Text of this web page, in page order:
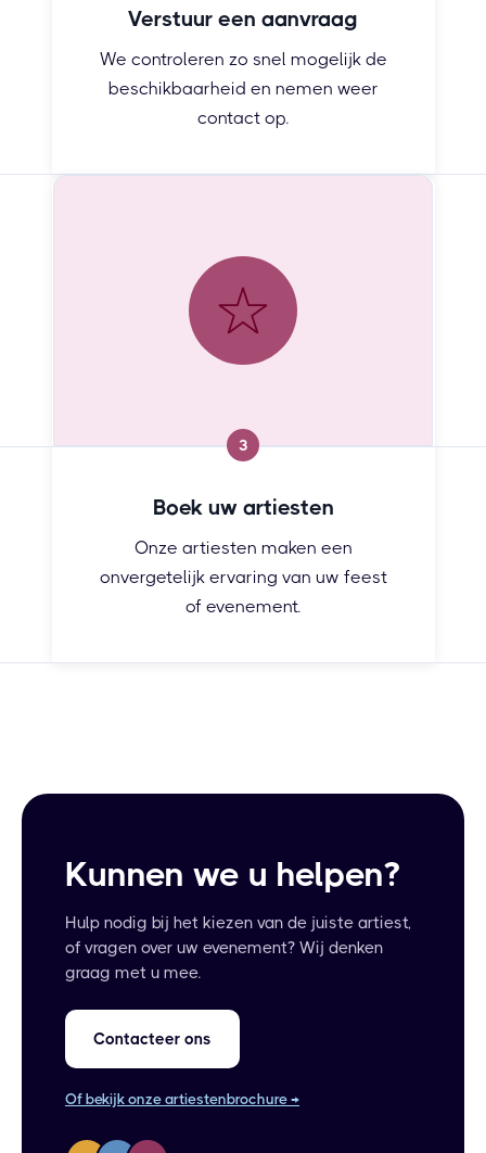
Verstuur een aanvraag
We controleren zo snel mogelijk de
beschikbaarheid en nemen weer
contact op.
3
Boek uw artiesten
Onze artiesten maken een
onvergetelijk ervaring van uw feest
of evenement.
Kunnen we u helpen?
Hulp nodig bij het kiezen van de juiste artiest,
of vragen over uw evenement? Wij denken
graag met u mee.
Contacteer ons
Of bekijk onze artiestenbrochure →